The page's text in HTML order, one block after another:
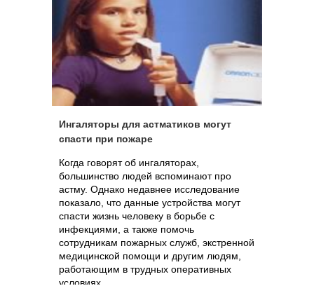
Ингаляторы для астматиков могут
спасти при пожаре
Когда говорят об ингаляторах,
большинство людей вспоминают про
астму. Однако недавнее исследование
показало, что данные устройства могут
спасти жизнь человеку в борьбе с
инфекциями, а также помочь
сотрудникам пожарных служб, экстренной
медицинской помощи и другим людям,
работающим в трудных оперативных
условиях